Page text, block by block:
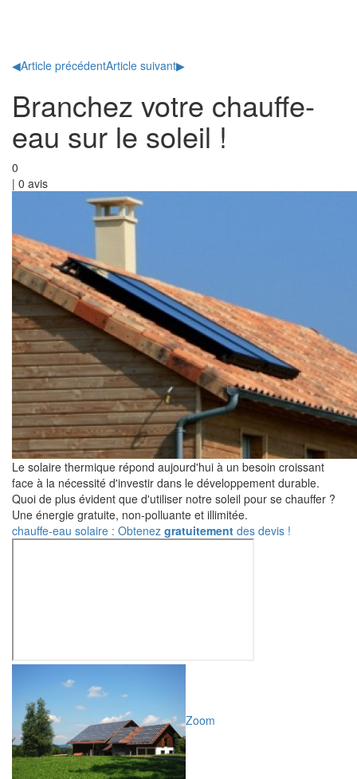
◀Article précédentArticle suivant▶
Branchez votre chauffe-
eau sur le soleil !
0
| 0 avis
Le solaire thermique répond aujourd'hui à un besoin croissant
face à la nécessité d'investir dans le développement durable.
Quoi de plus évident que d'utiliser notre soleil pour se chauffer ?
Une énergie gratuite, non-polluante et illimitée.
chauffe-eau solaire : Obtenez gratuitement des devis !
Zoom